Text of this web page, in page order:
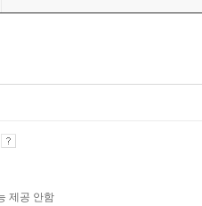
제공 안함